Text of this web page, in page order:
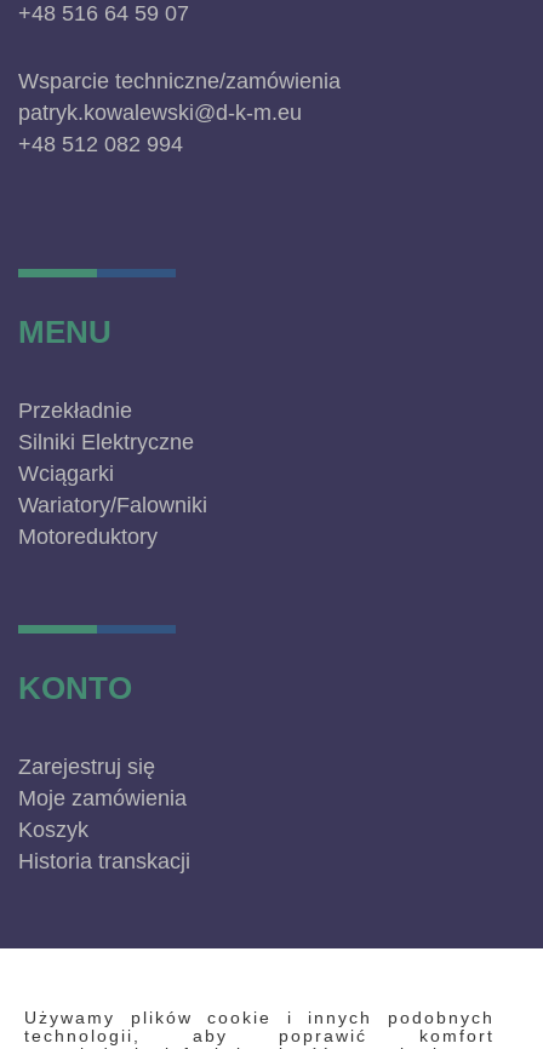
Używamy plików cookie i innych podobnych
technologii, aby poprawić komfort
+48 516 64 59 07
Wsparcie techniczne/zamówienia
patryk.kowalewski@d-k-m.eu
+48 512 082 994
MENU
Przekładnie
Silniki Elektryczne
Wciągarki
Wariatory/Falowniki
Motoreduktory
KONTO
Zarejestruj się
Moje zamówienia
Koszyk
Historia transkacji
INFORMACJE